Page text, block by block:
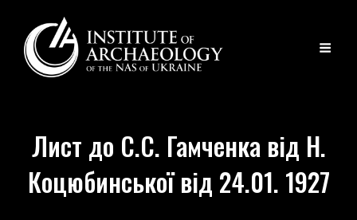
Лист до С.С. Гамченка від Н.
Коцюбинської від 24.01. 1927